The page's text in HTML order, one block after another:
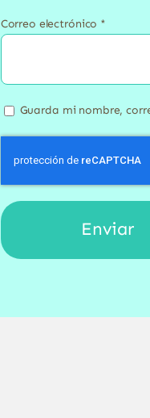
Correo electrónico *
Guarda mi nombre,